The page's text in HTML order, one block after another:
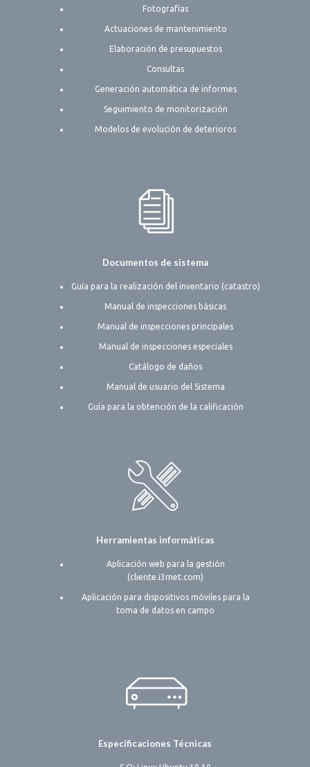
Fotografías
Actuaciones de mantenimiento
Elaboración de presupuestos
Consultas
Generación automática de informes
Seguimiento de monitorización
Modelos de evolución de deterioros
Documentos de sistema
Guía para la realización del inventario (catastro)
Manual de inspecciones básicas
Manual de inspecciones principales
Manual de inspecciones especiales
Catálogo de daños
Manual de usuario del Sistema
Guía para la obtención de la calificación
Herramientas informáticas
Aplicación web para la gestión
(cliente.i3met.com)
Aplicación para dispositivos móviles para la
toma de datos en campo
Especificaciones Técnicas